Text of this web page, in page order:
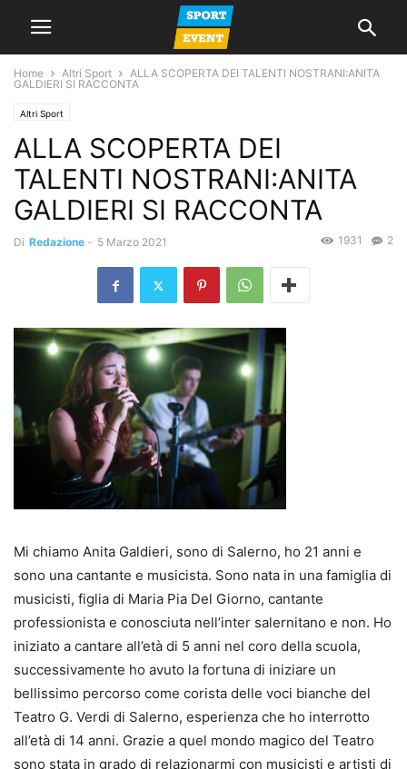
Home Altri Sport
ALLA SCOPERTA DEI TALENTI NOSTRANI:ANITA
GALDIERI SI RACCONTA
Altri Sport
ALLA SCOPERTA DEI
TALENTI NOSTRANI:ANITA
GALDIERI SI RACCONTA
Di Redazione - 5 Marzo 2021 2
1931
Mi chiamo Anita Galdieri, sono di Salerno, ho 21 anni e
sono una cantante e musicista. Sono nata in una famiglia di
musicisti, figlia di Maria Pia Del Giorno, cantante
professionista e conosciuta nell’inter salernitano e non. Ho
iniziato a cantare all’età di 5 anni nel coro della scuola,
successivamente ho avuto la fortuna di iniziare un
bellissimo percorso come corista delle voci bianche del
Teatro G. Verdi di Salerno, esperienza che ho interrotto
all’età di 14 anni. Grazie a quel mondo magico del Teatro
sono stata in grado di relazionarmi con musicisti e artisti di